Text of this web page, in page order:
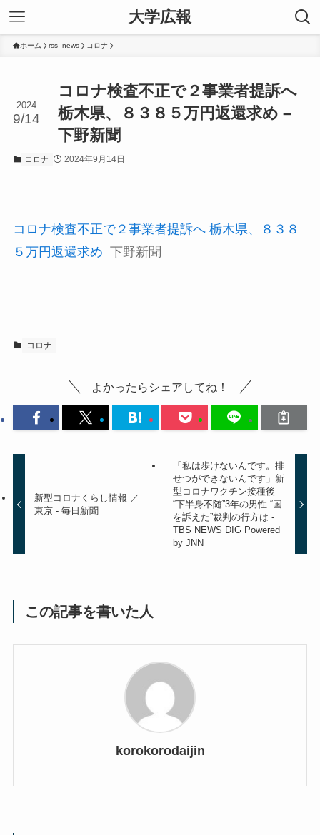
大学広報
ホーム rss_news コロナ
コロナ検査不正で２事業者提訴へ
栃木県、８３８５万円返還求め –
下野新聞
2024
9/14
コロナ 2024年9月14日
コロナ検査不正で２事業者提訴へ 栃木県、８３８
５万円返還求め 下野新聞
コロナ
よかったらシェアしてね！
新型コロナくらし情報 ／
東京 - 毎日新聞
「私は歩けないんです。排
せつができないんです」新
型コロナワクチン接種後
“下半身不随”3年の男性 “国
を訴えた”裁判の行方は -
TBS NEWS DIG Powered
by JNN
この記事を書いた人
korokorodaijin